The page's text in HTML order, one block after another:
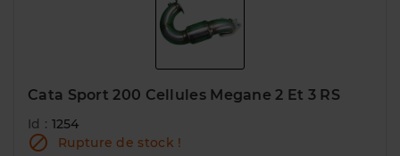
Cata Sport 200 Cellules Megane 2 Et 3 RS
Id : 1254
 Rupture de stock !